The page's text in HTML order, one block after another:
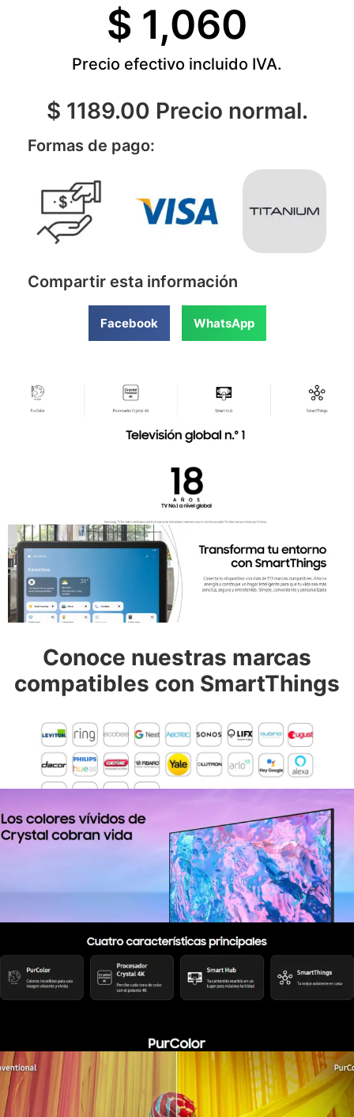
Precio efectivo incluido IVA.
$ 1,060
$ 1189.00 Precio normal.
Formas de pago:
Compartir esta información
Facebook WhatsApp
Conoce nuestras marcas
compatibles con SmartThings